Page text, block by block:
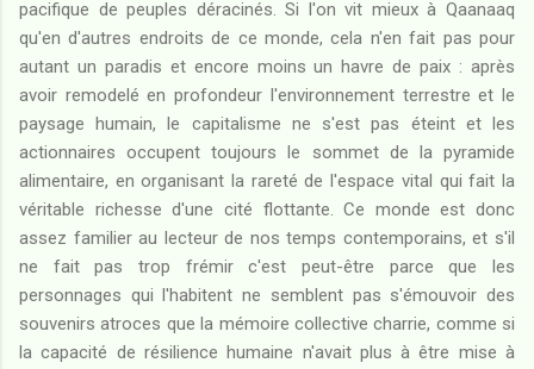
pacifique de peuples déracinés. Si l'on vit mieux à Qaanaaq
qu'en d'autres endroits de ce monde, cela n'en fait pas pour
autant un paradis et encore moins un havre de paix : après
avoir remodelé en profondeur l'environnement terrestre et le
paysage humain, le capitalisme ne s'est pas éteint et les
actionnaires occupent toujours le sommet de la pyramide
alimentaire, en organisant la rareté de l'espace vital qui fait la
véritable richesse d'une cité flottante. Ce monde est donc
assez familier au lecteur de nos temps contemporains, et s'il
ne fait pas trop frémir c'est peut-être parce que les
personnages qui l'habitent ne semblent pas s'émouvoir des
souvenirs atroces que la mémoire collective charrie, comme si
la capacité de résilience humaine n'avait plus à être mise à